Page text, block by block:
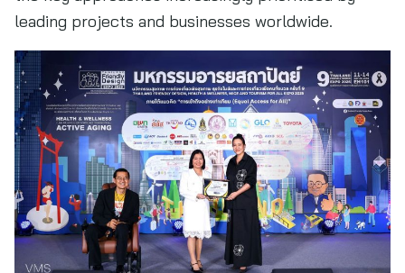
leading projects and businesses worldwide.